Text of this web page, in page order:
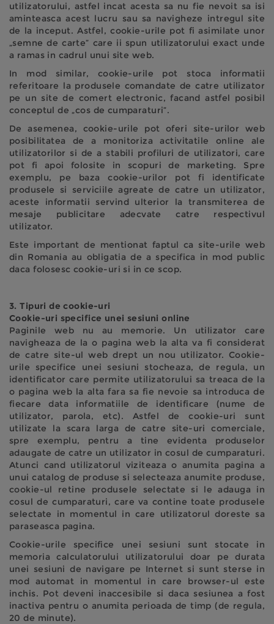
utilizatorului, astfel incat acesta sa nu fie nevoit sa isi
aminteasca acest lucru sau sa navigheze intregul site
de la inceput. Astfel, cookie-urile pot fi asimilate unor
„semne de carte” care ii spun utilizatorului exact unde
a ramas in cadrul unui site web.
In mod similar, cookie-urile pot stoca informatii
referitoare la produsele comandate de catre utilizator
pe un site de comert electronic, facand astfel posibil
conceptul de „cos de cumparaturi”.
De asemenea, cookie-urile pot oferi site-urilor web
posibilitatea de a monitoriza activitatile online ale
utilizatorilor si de a stabili profiluri de utilizatori, care
pot fi apoi folosite in scopuri de marketing. Spre
exemplu, pe baza cookie-urilor pot fi identificate
produsele si serviciile agreate de catre un utilizator,
aceste informatii servind ulterior la transmiterea de
mesaje publicitare adecvate catre respectivul
utilizator.
Este important de mentionat faptul ca site-urile web
din Romania au obligatia de a specifica in mod public
daca folosesc cookie-uri si in ce scop.
3. Tipuri de cookie-uri
Cookie-uri specifice unei sesiuni online
Paginile web nu au memorie. Un utilizator care
navigheaza de la o pagina web la alta va fi considerat
de catre site-ul web drept un nou utilizator. Cookie-
urile specifice unei sesiuni stocheaza, de regula, un
identificator care permite utilizatorului sa treaca de la
o pagina web la alta fara sa fie nevoie sa introduca de
fiecare data informatiile de identificare (nume de
utilizator, parola, etc). Astfel de cookie-uri sunt
utilizate la scara larga de catre site-uri comerciale,
spre exemplu, pentru a tine evidenta produselor
adaugate de catre un utilizator in cosul de cumparaturi.
Atunci cand utilizatorul viziteaza o anumita pagina a
unui catalog de produse si selecteaza anumite produse,
cookie-ul retine produsele selectate si le adauga in
cosul de cumparaturi, care va contine toate produsele
selectate in momentul in care utilizatorul doreste sa
paraseasca pagina.
Cookie-urile specifice unei sesiuni sunt stocate in
memoria calculatorului utilizatorului doar pe durata
unei sesiuni de navigare pe Internet si sunt sterse in
mod automat in momentul in care browser-ul este
inchis. Pot deveni inaccesibile si daca sesiunea a fost
inactiva pentru o anumita perioada de timp (de regula,
20 de minute).